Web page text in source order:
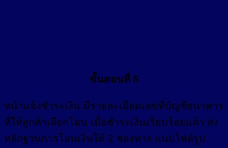
ขั้นตอนที่ 5
หน้าแจ้งชำระเงิน มีรายละเอียดเลขที่บัญชีธนาคาร
ที่ให้ลูกค้าเลือกโอน เมื่อชำระเงินเรียบร้อยแล้ว ส่ง
หลักฐานการโอนเงินได้ 2 ช่องทาง แนบไฟล์รูป